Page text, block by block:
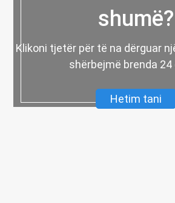
shumë?
Klikoni tjetër për të na dërguar
shërbejmë brenda 24
Hetim tani